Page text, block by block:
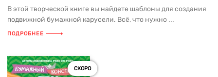
В этой творческой книге вы найдете шаблоны для создания
подвижной бумажной карусели. Всё, что нужно ...
ПОДРОБНЕЕ
СКОРО